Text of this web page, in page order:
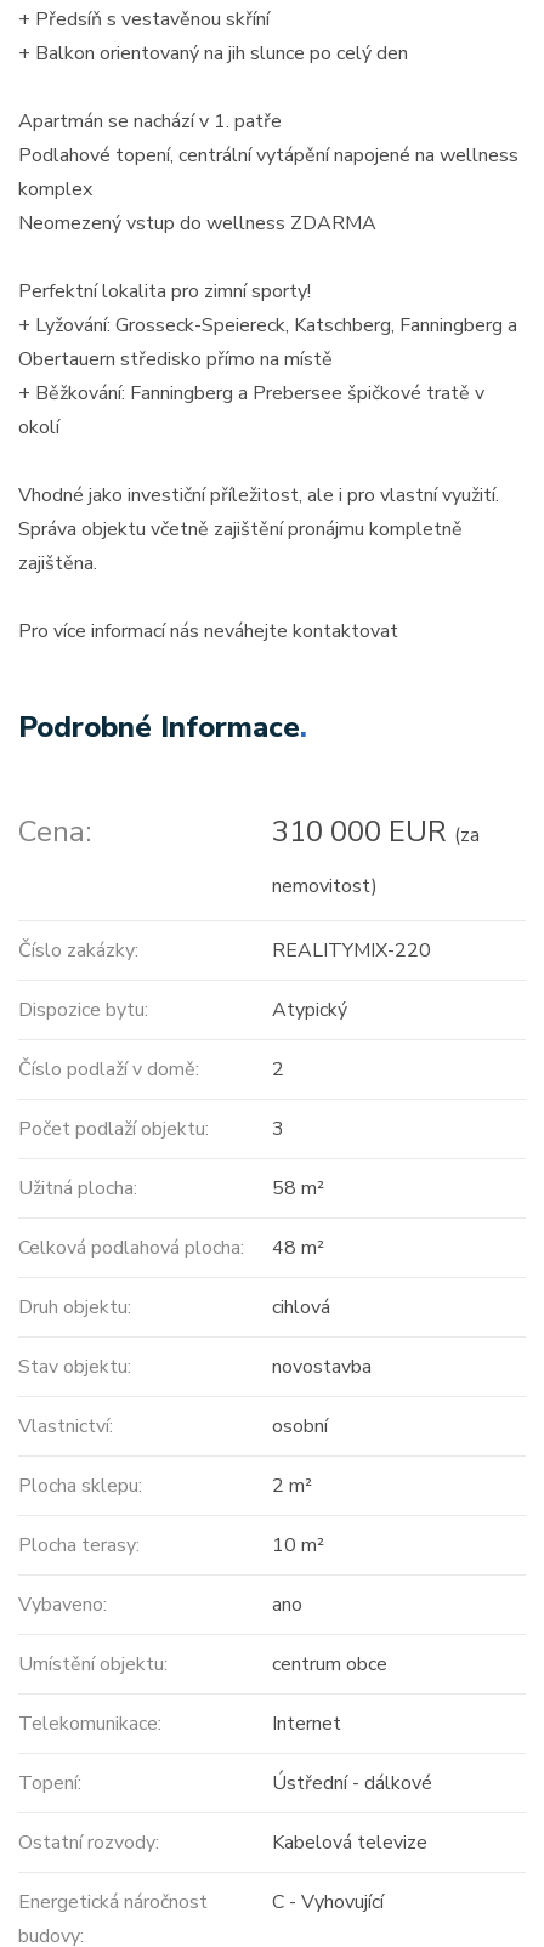
+ Předsíň s vestavěnou skříní
+ Balkon orientovaný na jih slunce po celý den
Apartmán se nachází v 1. patře
Podlahové topení, centrální vytápění napojené na wellness
komplex
Neomezený vstup do wellness ZDARMA
Perfektní lokalita pro zimní sporty!
+ Lyžování: Grosseck-Speiereck, Katschberg, Fanningberg a
Obertauern středisko přímo na místě
+ Běžkování: Fanningberg a Prebersee špičkové tratě v
okolí
Vhodné jako investiční příležitost, ale i pro vlastní využití.
Správa objektu včetně zajištění pronájmu kompletně
zajištěna.
Pro více informací nás neváhejte kontaktovat
Podrobné Informace.
Cena: 310 000 EUR (za
nemovitost)
Číslo zakázky: REALITYMIX-220
Dispozice bytu: Atypický
Číslo podlaží v domě: 2
Počet podlaží objektu: 3
Užitná plocha: 58 m²
Celková podlahová plocha: 48 m²
Druh objektu: cihlová
Stav objektu: novostavba
Vlastnictví: osobní
Plocha sklepu: 2 m²
Plocha terasy: 10 m²
Vybaveno: ano
Umístění objektu: centrum obce
Telekomunikace: Internet
Topení: Ústřední - dálkové
Ostatní rozvody: Kabelová televize
Energetická náročnost
budovy:
C - Vyhovující